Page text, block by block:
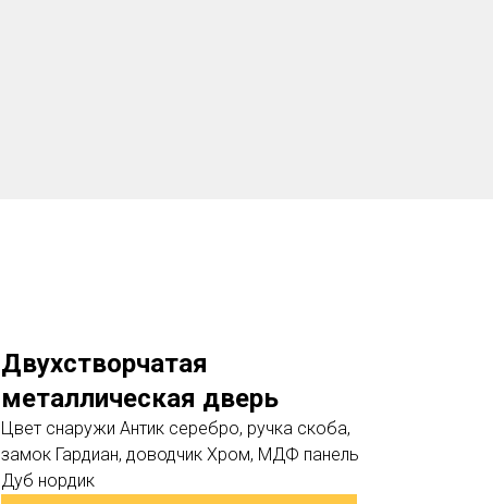
Двухстворчатая
металлическая дверь
Цвет снаружи Антик серебро, ручка скоба,
замок Гардиан, доводчик Хром, МДФ панель
Дуб нордик